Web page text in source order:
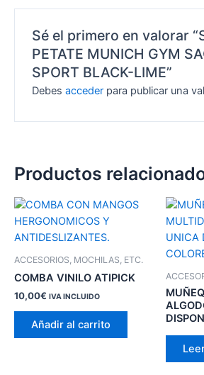
Sé el primero en valorar
PETATE MUNICH GYM
SPORT BLACK-LIME”
Debesacceder para publicar una
Productos
ACCESORIOS, MOCHILAS, ETC.
COMBA VINILO ATIPICK
10,00€ IVA INCLUIDO
Añadir al carrito